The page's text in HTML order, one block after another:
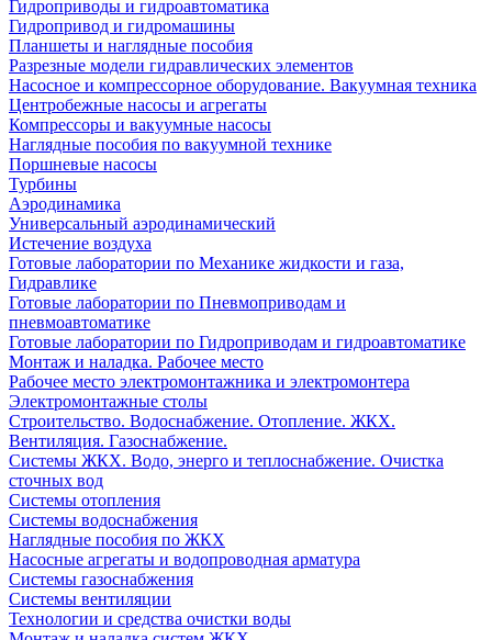
Гидроприводы и гидроавтоматика
Гидропривод и гидромашины
Планшеты и наглядные пособия
Разрезные модели гидравлических элементов
Насосное и компрессорное оборудование. Вакуумная техника
Центробежные насосы и агрегаты
Компрессоры и вакуумные насосы
Наглядные пособия по вакуумной технике
Поршневые насосы
Турбины
Аэродинамика
Универсальный аэродинамический
Истечение воздуха
Готовые лаборатории по Механике жидкости и газа,
Гидравлике
Готовые лаборатории по Пневмоприводам и
пневмоавтоматике
Готовые лаборатории по Гидроприводам и гидроавтоматике
Монтаж и наладка. Рабочее место
Рабочее место электромонтажника и электромонтера
Электромонтажные столы
Строительство. Водоснабжение. Отопление. ЖКХ.
Вентиляция. Газоснабжение.
Системы ЖКХ. Водо, энерго и теплоснабжение. Очистка
сточных вод
Системы отопления
Системы водоснабжения
Наглядные пособия по ЖКХ
Насосные агрегаты и водопроводная арматура
Системы газоснабжения
Системы вентиляции
Технологии и средства очистки воды